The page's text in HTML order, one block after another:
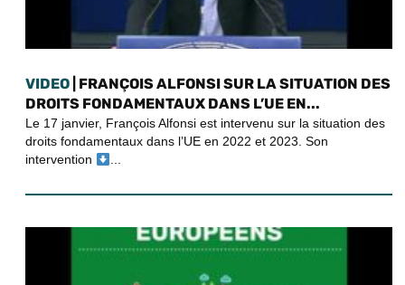
VIDEO | FRANÇOIS ALFONSI SUR LA SITUATION DES
DROITS FONDAMENTAUX DANS L’UE EN...
Le 17 janvier, François Alfonsi est intervenu sur la situation des
droits fondamentaux dans l’UE en 2022 et 2023. Son
intervention